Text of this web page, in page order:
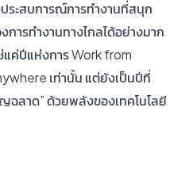
ระสบการณ์การทำงานที่สนุก
ารทำงานทางไกลได้อย่างมาก
แค่ปีแห่งการ Work from
เท่านั้น แต่ยังเป็นปีที่
ฉลาด” ด้วยพลังของเทคโนโลยี